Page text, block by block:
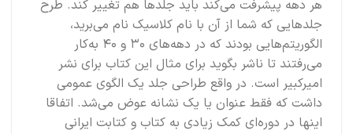
هر دهه پیشرفت می‌کند باید جلدها هم تغییر کند. طرح‌
جلدهایی که شما از آن با نام کلاسیک نام می‌برید،
الگوریتم‌هایی بودند که در دهه‌های ۳۰ و ۴۰ به‌کار
می‌رفتند تا ناشر بگوید برای مثال این کتاب برای نشر
امیرکبیر است. در واقع طراحی جلد یک الگوی عمومی
داشت که فقط عنوان یا یک نشانه عوض می‌شد. اتفاقا
اینها در دوره‌ای کمک زیادی به کتاب و کتابت ایرانی